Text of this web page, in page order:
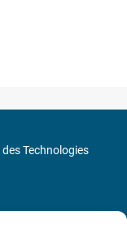
des Technologies